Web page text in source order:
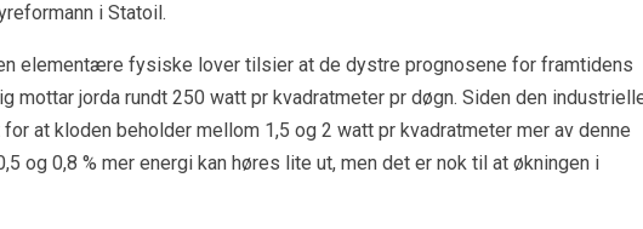
i Statoil.
elementære fysiske lover tilsier at de dystre prognosene for framtidens
mottar jorda rundt 250 watt pr kvadratmeter pr døgn. Siden den
at kloden beholder mellom 1,5 og 2 watt pr kvadratmeter mer av denne
og 0,8 % mer energi kan høres lite ut, men det er nok til at økningen i